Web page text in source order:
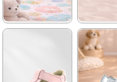
★
2.399,90 ₺